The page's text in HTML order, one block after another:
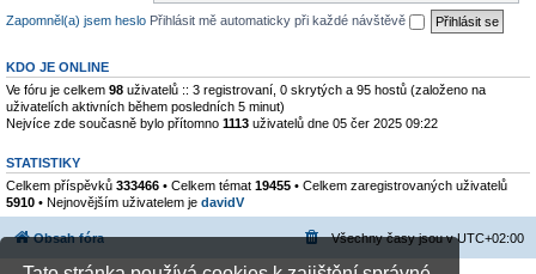
Zapomněl(a) jsem heslo Přihlásit mě automaticky při každé návštěvě
KDO JE ONLINE
Ve fóru je celkem 98 uživatelů :: 3 registrovaní, 0 skrytých a 95 hostů (založeno na
uživatelích aktivních během posledních 5 minut)
Nejvíce zde současně bylo přítomno 1113 uživatelů dne 05 čer 2025 09:22
STATISTIKY
Celkem příspěvků 333466 • Celkem témat 19455 • Celkem zaregistrovaných uživatelů
5910 • Nejnovějším uživatelem je davidV
Obsah fóra Všechny časy jsou vUTC+02:00